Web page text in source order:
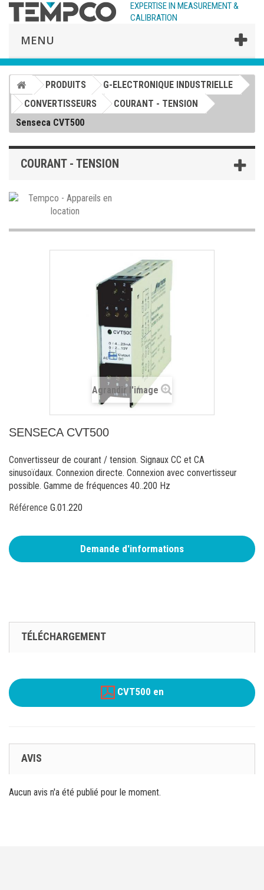
EXPERTISE IN MEASUREMENT &
CALIBRATION
MENU
PRODUITS
G-ELECTRONIQUE INDUSTRIELLE
CONVERTISSEURS
COURANT - TENSION
Senseca CVT500
COURANT - TENSION
Agrandir l'image
SENSECA CVT500
Convertisseur de courant / tension. Signaux CC et CA
sinusoïdaux. Connexion directe. Connexion avec convertisseur
possible. Gamme de fréquences 40..200 Hz
Référence G.01.220
Demande d'informations
TÉLÉCHARGEMENT
CVT500 en
AVIS
Aucun avis n'a été publié pour le moment.